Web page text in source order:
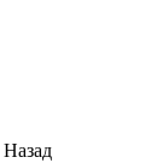
Назад